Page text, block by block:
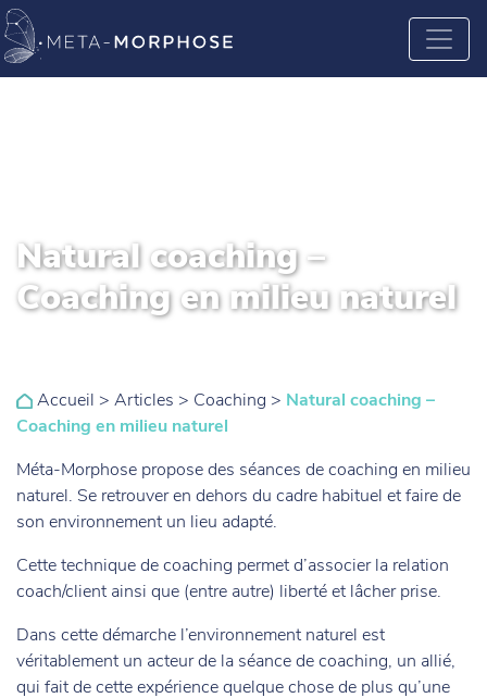
Natural coaching –
Coaching en milieu naturel
Accueil > Articles > Coaching > Natural coaching –
Coaching en milieu naturel
Méta-Morphose propose des séances de coaching en milieu
naturel. Se retrouver en dehors du cadre habituel et faire de
son environnement un lieu adapté.
Cette technique de coaching permet d’associer la relation
coach/client ainsi que (entre autre) liberté et lâcher prise.
Dans cette démarche l’environnement naturel est
véritablement un acteur de la séance de coaching, un allié,
qui fait de cette expérience quelque chose de plus qu’une